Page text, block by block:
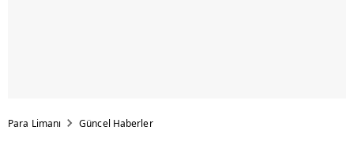
Para Limanı Güncel Haberler